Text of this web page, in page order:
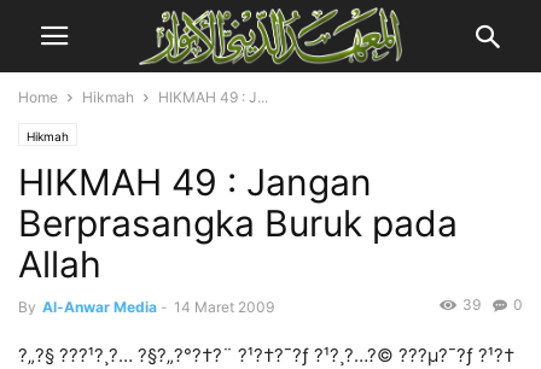
Home Hikmah HIKMAH 49 : J...
Hikmah
HIKMAH 49 : Jangan
Berprasangka Buruk pada
Allah
By Al-Anwar Media - 14 Maret 2009 0
39
?„?§ ???¹?¸?… ?§?„?°?†?¨ ?¹?†?¯?ƒ ?¹?¸?…?© ???µ?¯?ƒ ?¹?†